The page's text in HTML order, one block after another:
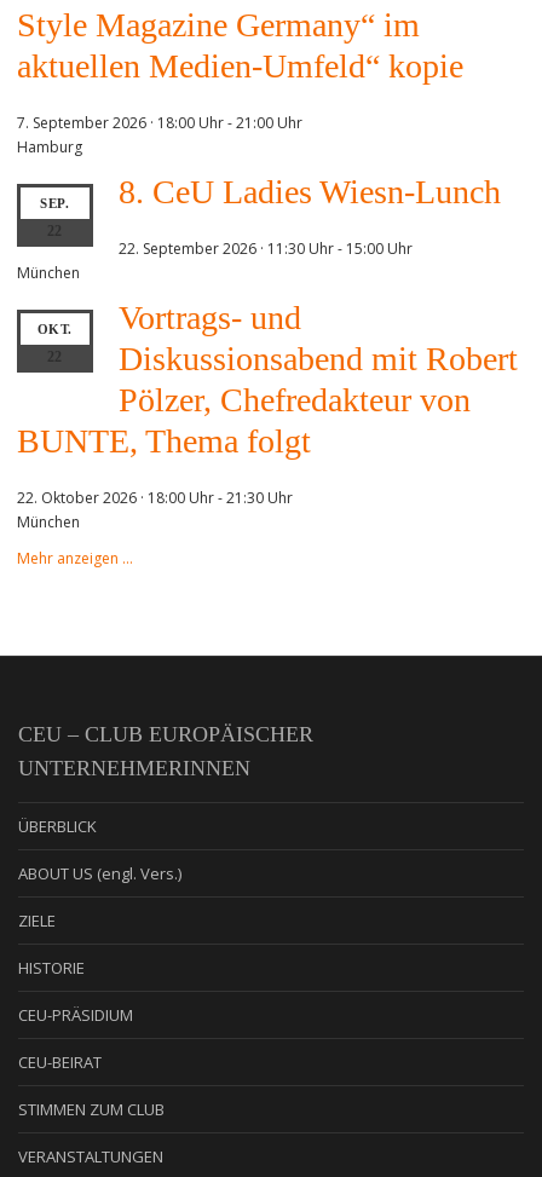
Style Magazine Germany“ im
aktuellen Medien-Umfeld“ kopie
7. September 2026 · 18:00 Uhr-21:00 Uhr
Hamburg
SEP.
22
8. CeU Ladies Wiesn-Lunch
22. September 2026 · 11:30 Uhr- 15:00 Uhr
München
OKT.
22
Vortrags- und
Diskussionsabend mit Robert
Pölzer, Chefredakteur von
BUNTE, Thema folgt
22. Oktober 2026 · 18:00 Uhr-21:30 Uhr
München
Mehr anzeigen …
CEU – CLUB EUROPÄISCHER
UNTERNEHMERINNEN
ÜBERBLICK
ABOUT US (engl. Vers.)
ZIELE
HISTORIE
CEU-PRÄSIDIUM
CEU-BEIRAT
STIMMEN ZUM CLUB
VERANSTALTUNGEN